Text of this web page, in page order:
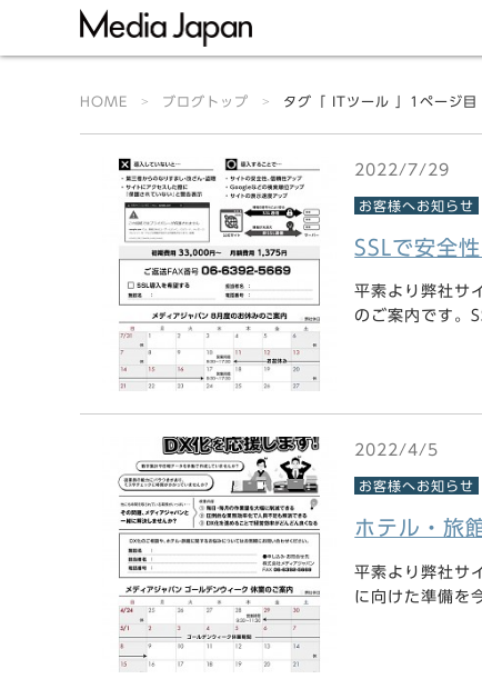
HOME ブログトップ タグ「 ITツール 」1ページ目
2022/7/29
お客様へお知らせ
SSLで安全
平素より弊社サ
のご案内です。
2022/4/5
お客様へお知らせ
ホテル・旅
平素より弊社サ
に向けた準備を